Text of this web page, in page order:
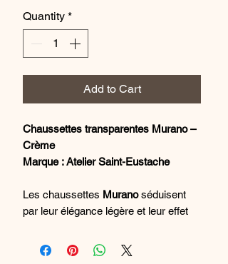
Quantity *
Add to Cart
Chaussettes transparentes Murano –
Crème
Marque : Atelier Saint-Eustache
Les chaussettes Muranoséduisent
par leur élégance légère et leur effet
fine et délicate laisse subtilement
apparaître la peau pour un style